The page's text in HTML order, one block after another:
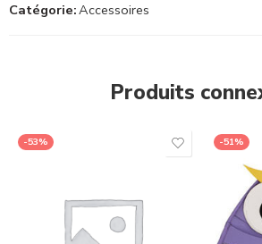
Catégorie:Accessoires
Produits
-53% -51%